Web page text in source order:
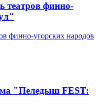
театров финно-
финно-угорских народов
"Пеледыш FEST: